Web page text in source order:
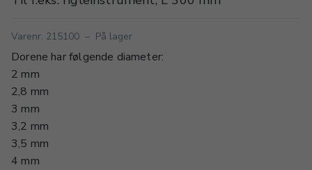
Varenr. 215100 – På lager
Dorene har følgende diameter:
2 mm
2,8 mm
3 mm
3,2 mm
3,5 mm
4 mm